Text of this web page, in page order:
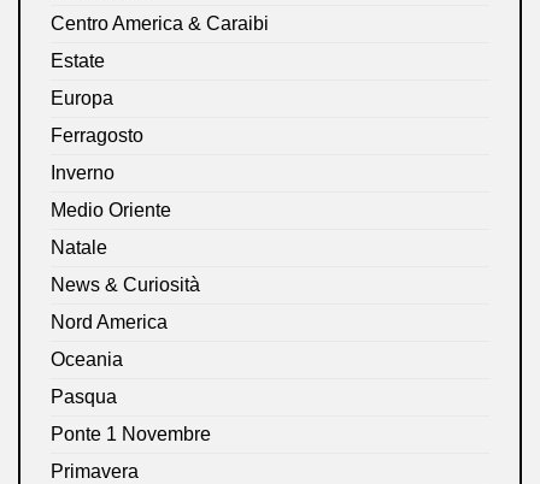
Centro America & Caraibi
Estate
Europa
Ferragosto
Inverno
Medio Oriente
Natale
News & Curiosità
Nord America
Oceania
Pasqua
Ponte 1 Novembre
Primavera